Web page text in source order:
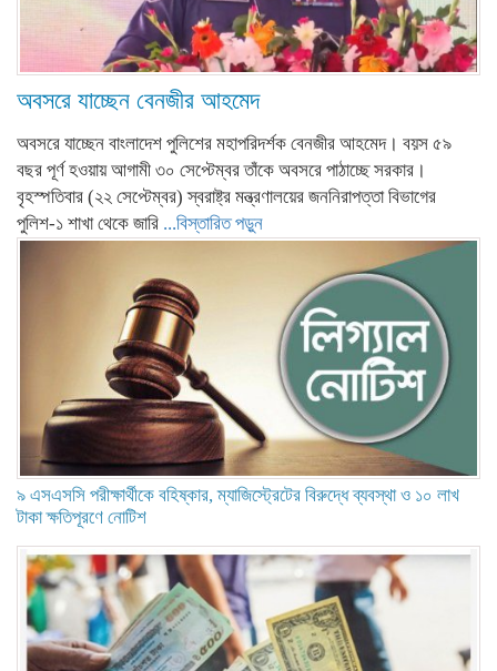
অবসরে যাচ্ছেন বেনজীর আহমেদ
অবসরে যাচ্ছেন বাংলাদেশ পুলিশের মহাপরিদর্শক বেনজীর আহমেদ। বয়স ৫৯
বছর পূর্ণ হওয়ায় আগামী ৩০ সেপ্টেম্বর তাঁকে অবসরে পাঠাচ্ছে সরকার।
বৃহস্পতিবার (২২ সেপ্টেম্বর) স্বরাষ্ট্র মন্ত্রণালয়ের জননিরাপত্তা বিভাগের
পুলিশ-১ শাখা থেকে জারি ...বিস্তারিত পড়ুন
৯ এসএসসি পরীক্ষার্থীকে বহিষ্কার, ম্যাজিস্ট্রেটের বিরুদ্ধে ব্যবস্থা ও ১০ লাখ
টাকা ক্ষতিপূরণে নোটিশ